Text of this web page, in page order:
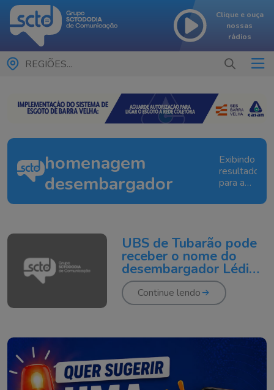
Clique e ouça
nossas
rádios
REGIÕES...
homenagem
desembargador
Exibindo
resultados
para a
UBS de Tubarão pode
receber o nome do
desembargador Lédio
Rosa de Andrade
Continue lendo